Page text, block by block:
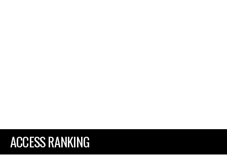
ACCESS RANKING